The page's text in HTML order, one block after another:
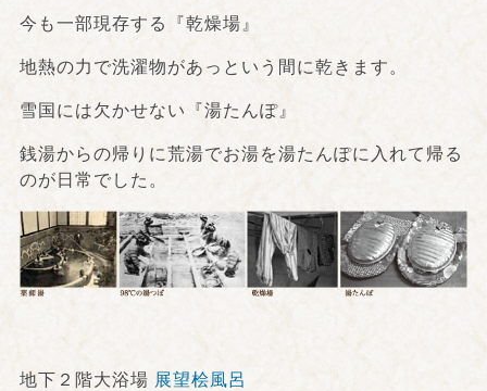
今も一部現存する『乾燥場』
地熱の力で洗濯物があっという間に乾きます。
雪国には欠かせない『湯たんぽ』
銭湯からの帰りに荒湯でお湯を湯たんぽに入れて帰る
のが日常でした。
地下２階大浴場 展望桧風呂